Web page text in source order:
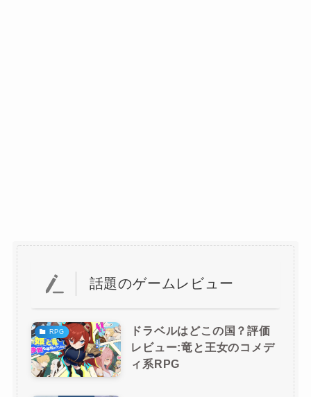
話題のゲームレビュー
RPG
ドラベルはどこの国？評価
レビュー:竜と王女のコメデ
ィ系RPG